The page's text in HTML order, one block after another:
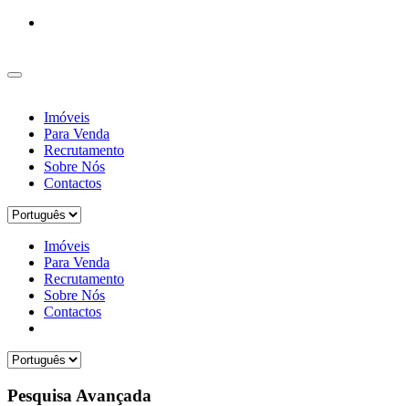
Imóveis
Para Venda
Recrutamento
Sobre Nós
Contactos
Imóveis
Para Venda
Recrutamento
Sobre Nós
Contactos
Pesquisa Avançada